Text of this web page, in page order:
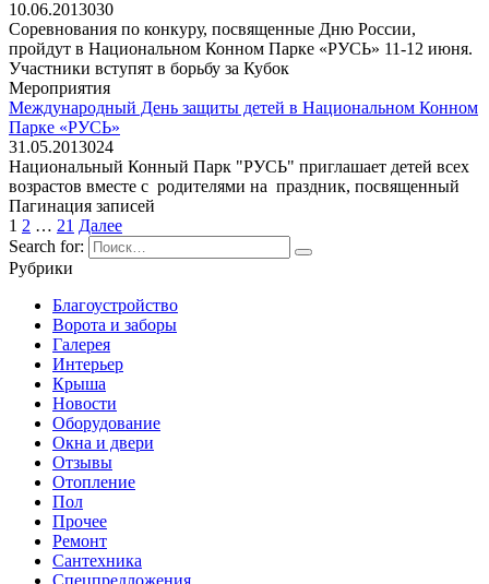
10.06.2013030
Соревнования по конкуру, посвященные Дню России,
пройдут в Национальном Конном Парке «РУСЬ» 11-12 июня.
Участники вступят в борьбу за Кубок
Мероприятия
Международный День защиты детей в Национальном Конном
Парке «РУСЬ»
31.05.2013024
Национальный Конный Парк "РУСЬ" приглашает детей всех
возрастов вместе с родителями на праздник, посвященный
Пагинация записей
1 2 … 21 Далее
Search for:
Рубрики
Благоустройство
Ворота и заборы
Галерея
Интерьер
Крыша
Новости
Оборудование
Окна и двери
Отзывы
Отопление
Пол
Прочее
Ремонт
Сантехника
Спецпредложения